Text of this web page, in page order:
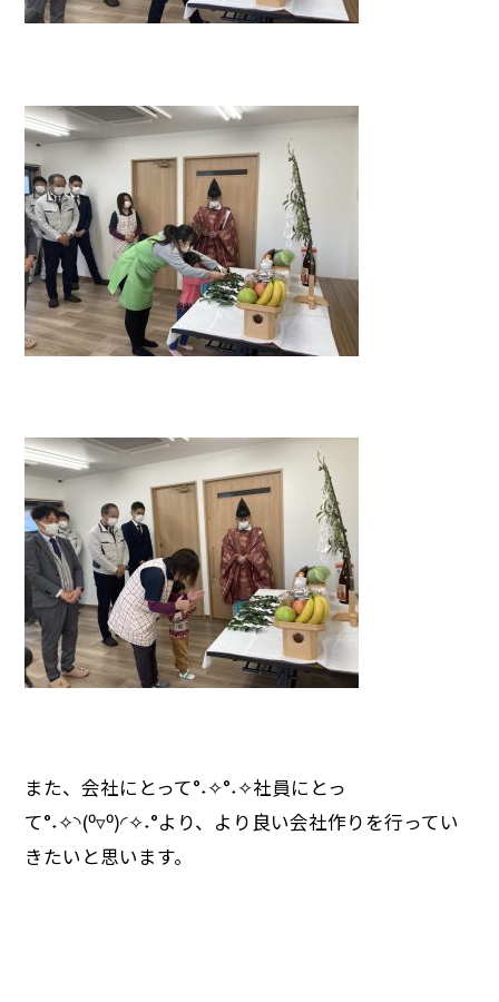
また、会社にとって°˖✧°˖✧社員にとっ
て°˖✧◝(⁰▿⁰)◜✧˖°より、より良い会社作りを行ってい
きたいと思います。